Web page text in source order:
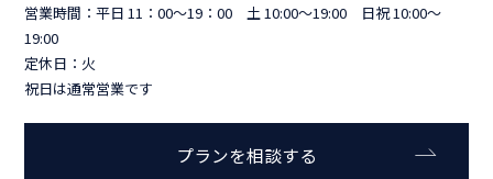
営業時間：平日 11：00～19：00 土 10:00～19:00 日祝 10:00～
19:00
定休日：火
祝日は通常営業です
プランを相談する